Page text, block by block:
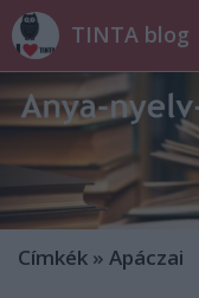
TINTA blog
Címkék » Apáczai